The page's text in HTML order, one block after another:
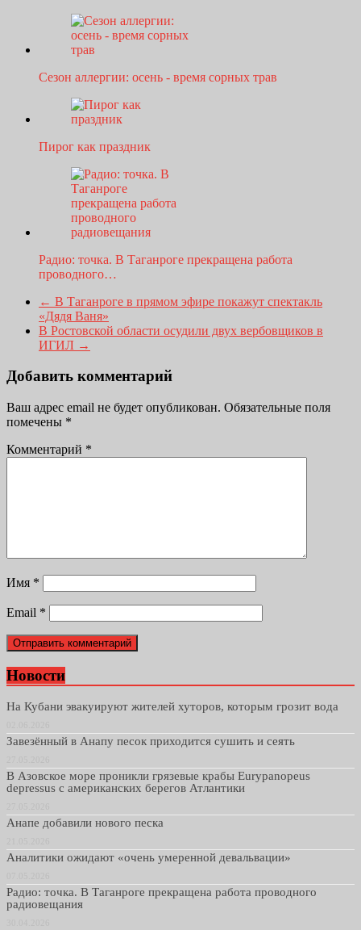
Сезон аллергии: осень - время сорных трав
Пирог как праздник
Радио: точка. В Таганроге прекращена работа
проводного…
← В Таганроге в прямом эфире покажут спектакль
«Дядя Ваня»
В Ростовской области осудили двух вербовщиков в
ИГИЛ →
Добавить комментарий
Ваш адрес email не будет опубликован. Обязательные поля
помечены *
Комментарий *
Имя *
Email *
Новости
На Кубани эвакуируют жителей хуторов, которым грозит вода
Завезённый в Анапу песок приходится сушить и сеять
В Азовское море проникли грязевые крабы Eurypanopeus
depressus с американских берегов Атлантики
Анапе добавили нового песка
Аналитики ожидают «очень умеренной девальвации»
Радио: точка. В Таганроге прекращена работа проводного
радиовещания